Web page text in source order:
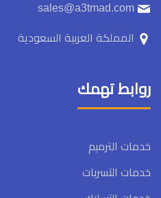
المملكة العربية السعودية
روابط تهمك
خدمات الترميم
خدمات التسربات